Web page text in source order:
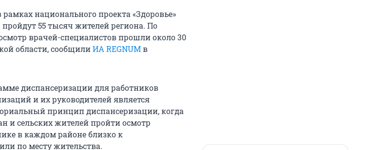
национального проекта «Здоровье»
55 тысяч жителей региона. По
врачей-специалистов прошли около 30
области, сообщилиИА REGNUMв
диспансеризации для работников
и их руководителей является
принцип диспансеризации, когда
и сельских жителей пройти осмотр
в каждом районе близко к
по месту жительства.